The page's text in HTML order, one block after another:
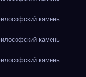
камень
камень
камень